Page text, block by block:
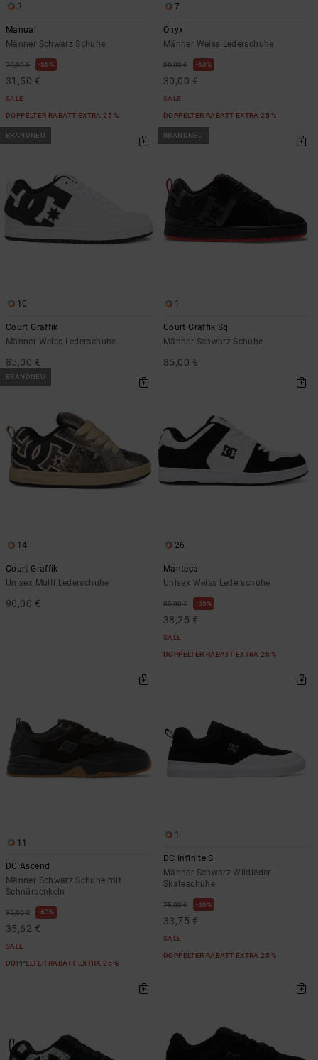
3
Manual
Männer Schwarz Schuhe
70,00 € 55%
31,50 €
SALE
DOPPELTER RABATT EXTRA 25 %
7
Onyx
Männer Weiss Lederschuhe
80,00 € 63%
30,00 €
SALE
DOPPELTER RABATT EXTRA 25 %
BRANDNEU
10
Court Graffik
Männer Weiss Lederschuhe
85,00 €
BRANDNEU
1
Court Graffik Sq
Männer Schwarz Schuhe
85,00 €
BRANDNEU
14
Court Graffik
Unisex Multi Lederschuhe
90,00 €
26
Manteca
Unisex Weiss Lederschuhe
85,00 € 55%
38,25 €
SALE
DOPPELTER RABATT EXTRA 25 %
11
DC Ascend
Männer Schwarz Schuhe mit
Schnürsenkeln
95,00 € 63%
35,62 €
SALE
DOPPELTER RABATT EXTRA 25 %
1
DC Infinite S
Männer Schwarz Wildleder-
Skateschuhe
75,00 € 55%
33,75 €
SALE
DOPPELTER RABATT EXTRA 25 %